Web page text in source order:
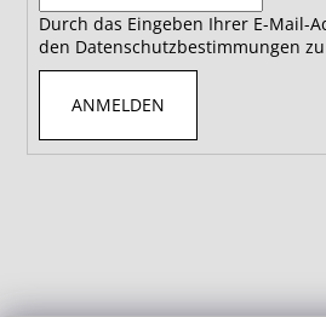
Durch das Eingeben Ihrer E-Mail-
den Datenschutzbestimmungen
ANMELDEN